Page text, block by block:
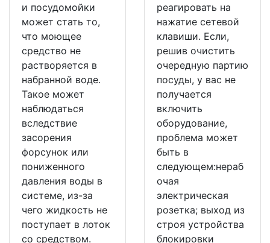
и посудомойки
может стать то,
что моющее
средство не
растворяется в
набранной воде.
Такое может
наблюдаться
вследствие
засорения
форсунок или
пониженного
давления воды в
системе, из-за
чего жидкость не
поступает в лоток
со средством.
реагировать на
нажатие сетевой
клавиши. Если,
решив очистить
очередную партию
посуды, у вас не
получается
включить
оборудование,
проблема может
быть в
следующем:нераб
очая
электрическая
розетка; выход из
строя устройства
блокировки